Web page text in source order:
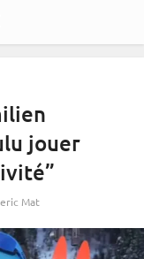
jouer
Mat